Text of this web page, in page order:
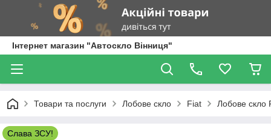
Інтернет магазин "Автоскло Вінниця"
Товари та послуги Лобове скло Fiat Лобове скло
Слава ЗСУ!